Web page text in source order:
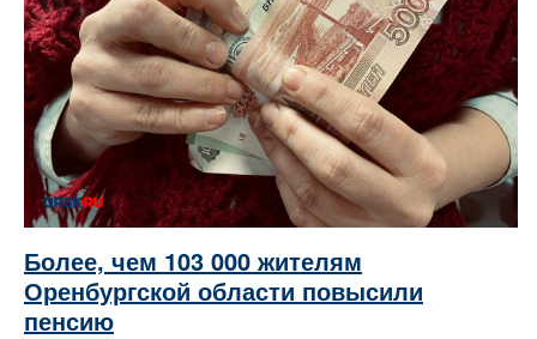
Более, чем 103 000 жителям
Оренбургской области повысили
пенсию